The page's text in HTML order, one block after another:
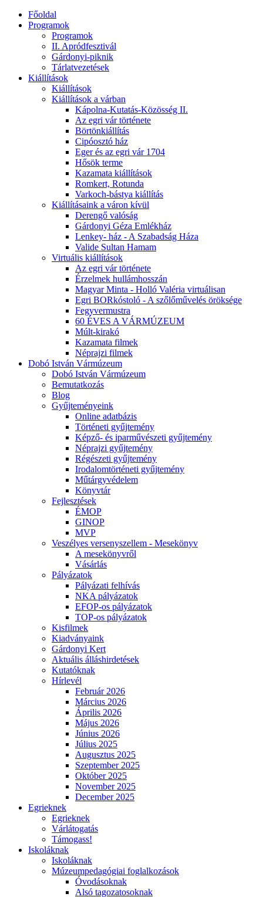
Főoldal
Programok
Programok
II. Apródfesztivál
Gárdonyi-piknik
Tárlatvezetések
Kiállítások
Kiállítások
Kiállítások a várban
Kápolna-Kutatás-Közösség II.
Az egri vár története
Börtönkiállítás
Cipóosztó ház
Eger és az egri vár 1704
Hősök terme
Kazamata kiállítások
Romkert, Rotunda
Varkoch-bástya kiállítás
Kiállításaink a váron kívül
Derengő valóság
Gárdonyi Géza Emlékház
Lenkey- ház - A Szabadság Háza
Valide Sultan Hamam
Virtuális kiállítások
Az egri vár története
Érzelmek hullámhosszán
Magyar Minta - Holló Valéria virtuálisan
Egri BORkóstoló - A szőlőművelés öröksége
Fegyvermustra
60 ÉVES A VÁRMÚZEUM
Múlt-kirakó
Kazamata filmek
Néprajzi filmek
Dobó István Vármúzeum
Dobó István Vármúzeum
Bemutatkozás
Blog
Gyűjteményeink
Online adatbázis
Történeti gyűjtemény
Képző- és iparművészeti gyűjtemény
Néprajzi gyűjtemény
Régészeti gyűjtemény
Irodalomtörténeti gyűjtemény
Műtárgyvédelem
Könyvtár
Fejlesztések
ÉMOP
GINOP
MVP
Veszélyes versenyszellem - Mesekönyv
A mesekönyvről
Vásárlás
Pályázatok
Pályázati felhívás
NKA pályázatok
EFOP-os pályázatok
TOP-os pályázatok
Kisfilmek
Kiadványaink
Gárdonyi Kert
Aktuális álláshirdetések
Kutatóknak
Hírlevél
Február 2026
Március 2026
Április 2026
Május 2026
Június 2026
Július 2025
Augusztus 2025
Szeptember 2025
Október 2025
November 2025
December 2025
Egrieknek
Egrieknek
Várlátogatás
Támogass!
Iskoláknak
Iskoláknak
Múzeumpedagógiai foglalkozások
Óvodásoknak
Alsó tagozatosoknak